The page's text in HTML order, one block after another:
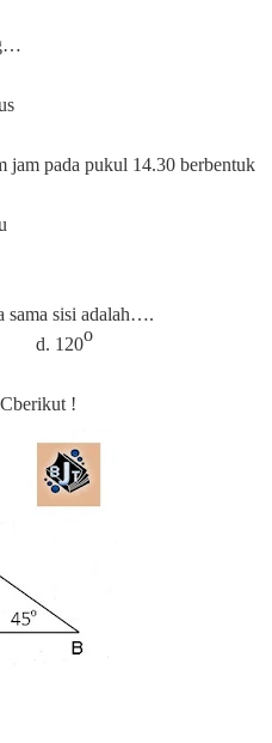
jam pada pukul 14.30 berbentuk
sama sisi adalah….
d. 120o
!